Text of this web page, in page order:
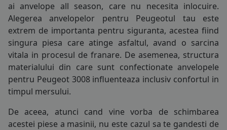
ai anvelope all season, care nu necesita inlocuire.
Alegerea anvelopelor pentru Peugeotul tau este
extrem de importanta pentru siguranta, acestea fiind
singura piesa care atinge asfaltul, avand o sarcina
vitala in procesul de franare. De asemenea, structura
materialului din care sunt confectionate anvelopele
pentru Peugeot 3008 influenteaza inclusiv confortul in
timpul mersului.
De aceea, atunci cand vine vorba de schimbarea
acestei piese a masinii, nu este cazul sa te gandesti de
195/65R15
195/70R15
205/60R15
205/65R15
205/70R15
215/65R15